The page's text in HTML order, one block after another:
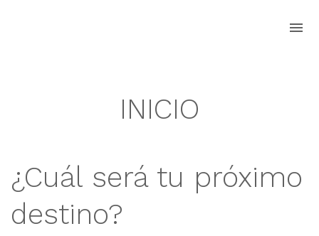
INICIO
¿Cuál será tu próximo
destino?